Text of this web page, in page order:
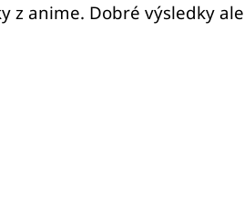
z anime. Dobré výsledky ale